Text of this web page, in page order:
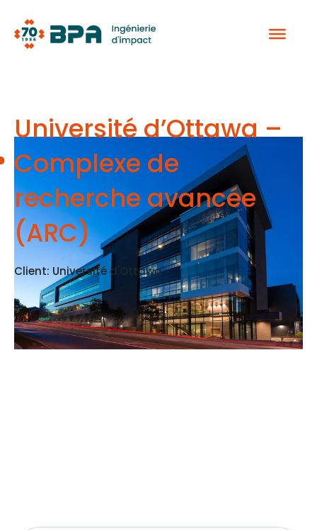
contenu
Université d’Ottawa –
Complexe de
recherche avancée
(ARC)
Client: Université d'Ottawa